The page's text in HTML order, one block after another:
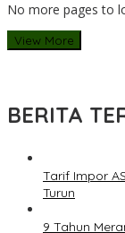
No more pages to
View More
BERITA
Tarif Impor
Turun
9 Tahun